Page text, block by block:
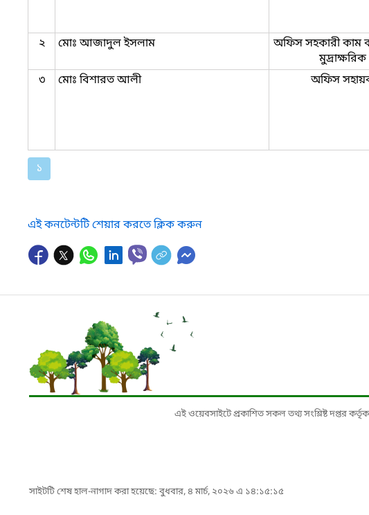
২ মোঃ আজাদুল ইসলাম
অফিস সহকারী কাম
মুদ্রাক্ষরিক
৩ মোঃ বিশারত আলী অফিস
১
এই কনটেন্টটি শেয়ার করতে ক্লিক করুন
এই ওয়েবসাইটে প্রকাশিত সকল তথ্য সংশ্লিষ্ট দপ্তর কর্তৃক
সাইটটি শেষ হাল-নাগাদ করা হয়েছে: বুধবার, ৪ মার্চ, ২০২৬ এ ১৪:১৫:১৫